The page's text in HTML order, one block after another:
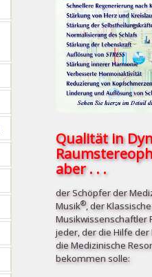
pause
Qualität in
aber . . .
der Schöpfer der
Musik®, der
Musikwissenschaftler
jeder, der die Hilfe
die Medizinische
bekommen solle: